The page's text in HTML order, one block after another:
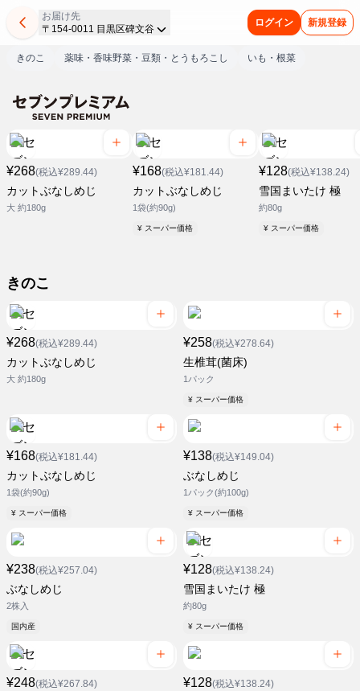
お届け先
〒154-0011 目黒区碑文谷
ログイン 新規登録
きのこ 薬味・香味野菜・豆類・とうもろこし いも・根菜
¥268(税込¥289.44)
カットぶなしめじ
大 約180g
¥168(税込¥181.44)
カットぶなしめじ
1袋(約90g)
¥ スーパー価格
¥128(税込¥138.24)
雪国まいたけ 極
約80g
¥ スーパー価格
きのこ
¥268(税込¥289.44)
カットぶなしめじ
大 約180g
¥258(税込¥278.64)
生椎茸(菌床)
1パック
¥ スーパー価格
¥168(税込¥181.44)
カットぶなしめじ
1袋(約90g)
¥ スーパー価格
¥138(税込¥149.04)
ぶなしめじ
1パック(約100g)
¥ スーパー価格
¥238(税込¥257.04)
ぶなしめじ
2株入
国内産
¥128(税込¥138.24)
雪国まいたけ 極
約80g
¥ スーパー価格
¥248(税込¥267.84) ¥128(税込¥138.24)